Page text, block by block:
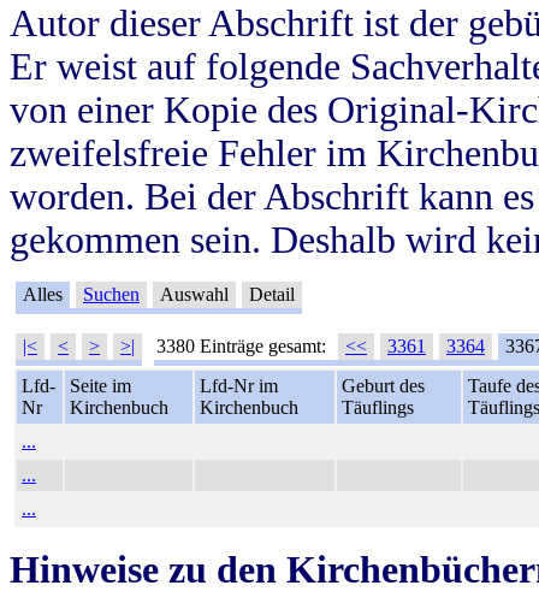
Autor dieser Abschrift ist der
Er weist auf folgende
von einer Kopie des Original-
zweifelsfreie Fehler im
worden. Bei der Abschrift kann
gekommen sein. Deshalb wird
Alles Suchen Auswahl Detail
|< < > >| 3380 Einträge gesamt: << 3361 3364
Lfd-
Nr
Seite im
Kirchenbuch
Lfd-Nr im
Kirchenbuch
Geburt des
Täuflings
Taufe
Täuflings
...
...
...
Hinweise zu den